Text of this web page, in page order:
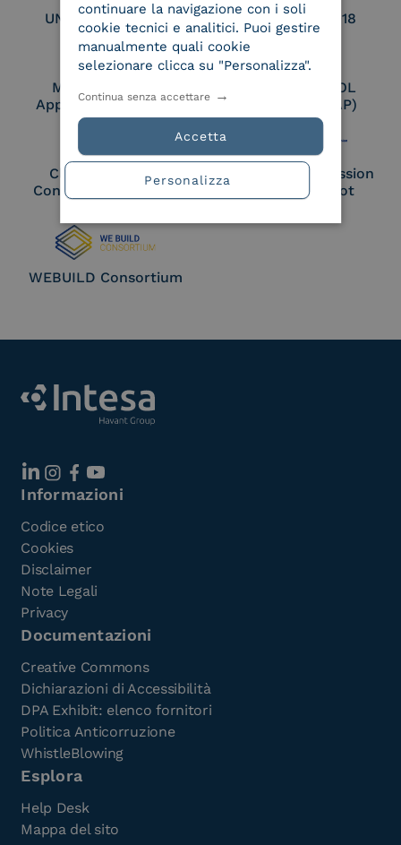
UNI EN ISO 27017 UNI EN ISO 27018
Membro Adobe
Approved Trust List
Certified PEPPOL
Access Point (AP)
Cloud Signature
Consortium Member
European Commission
Large Scale Pilot
WEBUILD Consortium
Informazioni
Codice etico
Cookies
Disclaimer
Note Legali
Privacy
Documentazioni
Creative Commons
Dichiarazioni di Accessibilità
DPA Exhibit: elenco fornitori
Politica Anticorruzione
WhistleBlowing
Esplora
Help Desk
Mappa del sito
continuare la navigazione con i soli
cookie tecnici e analitici. Puoi gestire
manualmente quali cookie
selezionare clicca su "Personalizza".
Accetta
Continua senza accettare
Personalizza